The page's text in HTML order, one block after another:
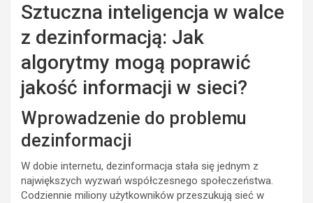
Sztuczna inteligencja w walce
z dezinformacją: Jak
algorytmy mogą poprawić
jakość informacji w sieci?
Wprowadzenie do problemu
dezinformacji
W dobie internetu, dezinformacja stała się jednym z
największych wyzwań współczesnego społeczeństwa.
Codziennie miliony użytkowników przeszukują sieć w